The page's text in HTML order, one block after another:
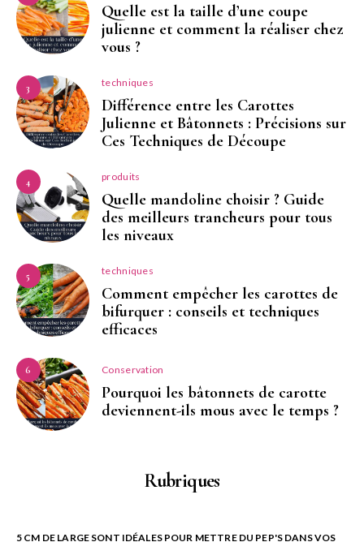
Quelle est la taille d’une coupe
julienne et comment la réaliser chez
vous ?
3 techniques
Différence entre les Carottes
Julienne et Bâtonnets : Précisions sur
Ces Techniques de Découpe
4 produits
Quelle mandoline choisir ? Guide
des meilleurs trancheurs pour tous
les niveaux
5 techniques
Comment empêcher les carottes de
bifurquer : conseils et techniques
efficaces
6 Conservation
Pourquoi les bâtonnets de carotte
deviennent-ils mous avec le temps ?
Rubriques
5 CM DE LARGE SONT IDÉALES POUR METTRE DU PEP'S DANS VOS